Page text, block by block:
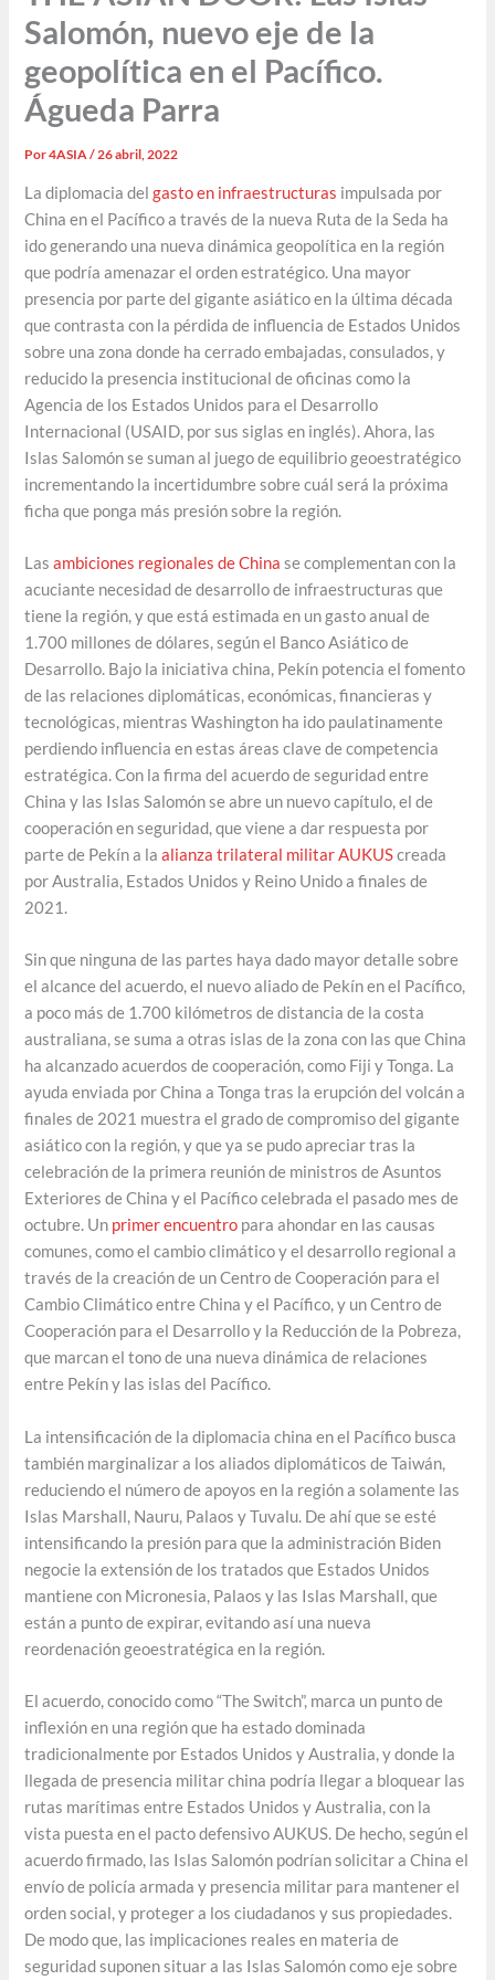
Salomón, nuevo eje de la
geopolítica en el Pacífico.
Águeda Parra
Por4ASIA/26 abril, 2022
La diplomacia delgasto en infraestructuras impulsada por
China en el Pacífico a través de la nueva Ruta de la Seda ha
ido generando una nueva dinámica geopolítica en la región
que podría amenazar el orden estratégico. Una mayor
presencia por parte del gigante asiático en la última década
que contrasta con la pérdida de influencia de Estados Unidos
sobre una zona donde ha cerrado embajadas, consulados, y
reducido la presencia institucional de oficinas como la
Agencia de los Estados Unidos para el Desarrollo
Internacional (USAID, por sus siglas en inglés). Ahora, las
Islas Salomón se suman al juego de equilibrio geoestratégico
incrementando la incertidumbre sobre cuál será la próxima
ficha que ponga más presión sobre la región.
Lasambiciones regionales de China se complementan con la
acuciante necesidad de desarrollo de infraestructuras que
tiene la región, y que está estimada en un gasto anual de
1.700 millones de dólares, según el Banco Asiático de
Desarrollo. Bajo la iniciativa china, Pekín potencia el fomento
de las relaciones diplomáticas, económicas, financieras y
tecnológicas, mientras Washington ha ido paulatinamente
perdiendo influencia en estas áreas clave de competencia
estratégica. Con la firma del acuerdo de seguridad entre
China y las Islas Salomón se abre un nuevo capítulo, el de
cooperación en seguridad, que viene a dar respuesta por
parte de Pekín a laalianza trilateral militar AUKUScreada
por Australia, Estados Unidos y Reino Unido a finales de
2021.
Sin que ninguna de las partes haya dado mayor detalle sobre
el alcance del acuerdo, el nuevo aliado de Pekín en el Pacífico,
a poco más de 1.700 kilómetros de distancia de la costa
australiana, se suma a otras islas de la zona con las que China
ha alcanzado acuerdos de cooperación, como Fiji y Tonga. La
ayuda enviada por China a Tonga tras la erupción del volcán a
finales de 2021 muestra el grado de compromiso del gigante
asiático con la región, y que ya se pudo apreciar tras la
celebración de la primera reunión de ministros de Asuntos
Exteriores de China y el Pacífico celebrada el pasado mes de
octubre. Un primer encuentro para ahondar en las causas
comunes, como el cambio climático y el desarrollo regional a
través de la creación de un Centro de Cooperación para el
Cambio Climático entre China y el Pacífico, y un Centro de
Cooperación para el Desarrollo y la Reducción de la Pobreza,
que marcan el tono de una nueva dinámica de relaciones
entre Pekín y las islas del Pacífico.
La intensificación de la diplomacia china en el Pacífico busca
también marginalizar a los aliados diplomáticos de Taiwán,
reduciendo el número de apoyos en la región a solamente las
Islas Marshall, Nauru, Palaos y Tuvalu. De ahí que se esté
intensificando la presión para que la administración Biden
negocie la extensión de los tratados que Estados Unidos
mantiene con Micronesia, Palaos y las Islas Marshall, que
están a punto de expirar, evitando así una nueva
reordenación geoestratégica en la región.
El acuerdo, conocido como “The Switch”, marca un punto de
inflexión en una región que ha estado dominada
tradicionalmente por Estados Unidos y Australia, y donde la
llegada de presencia militar china podría llegar a bloquear las
rutas marítimas entre Estados Unidos y Australia, con la
vista puesta en el pacto defensivo AUKUS. De hecho, según el
acuerdo firmado, las Islas Salomón podrían solicitar a China el
envío de policía armada y presencia militar para mantener el
orden social, y proteger a los ciudadanos y sus propiedades.
De modo que, las implicaciones reales en materia de
seguridad suponen situar a las Islas Salomón como eje sobre